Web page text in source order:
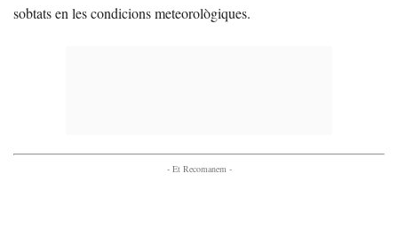
sobtats en les condicions meteorològiques.
- Et Recomanem -